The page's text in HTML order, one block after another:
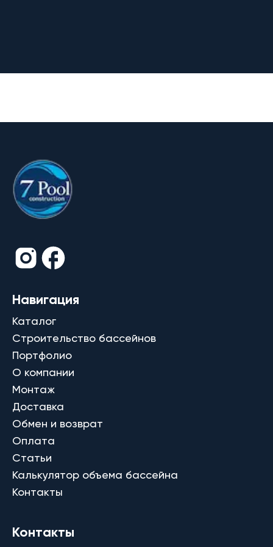
Навигация
Каталог
Строительство бассейнов
Портфолио
О компании
Монтаж
Доставка
Обмен и возврат
Оплата
Статьи
Калькулятор объема бассейна
Контакты
Контакты